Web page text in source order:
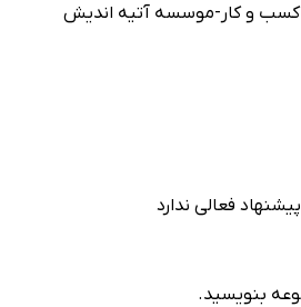
کسب و کار-موسسه آتیه اندیش
فعالی ندارد
بنویسید.